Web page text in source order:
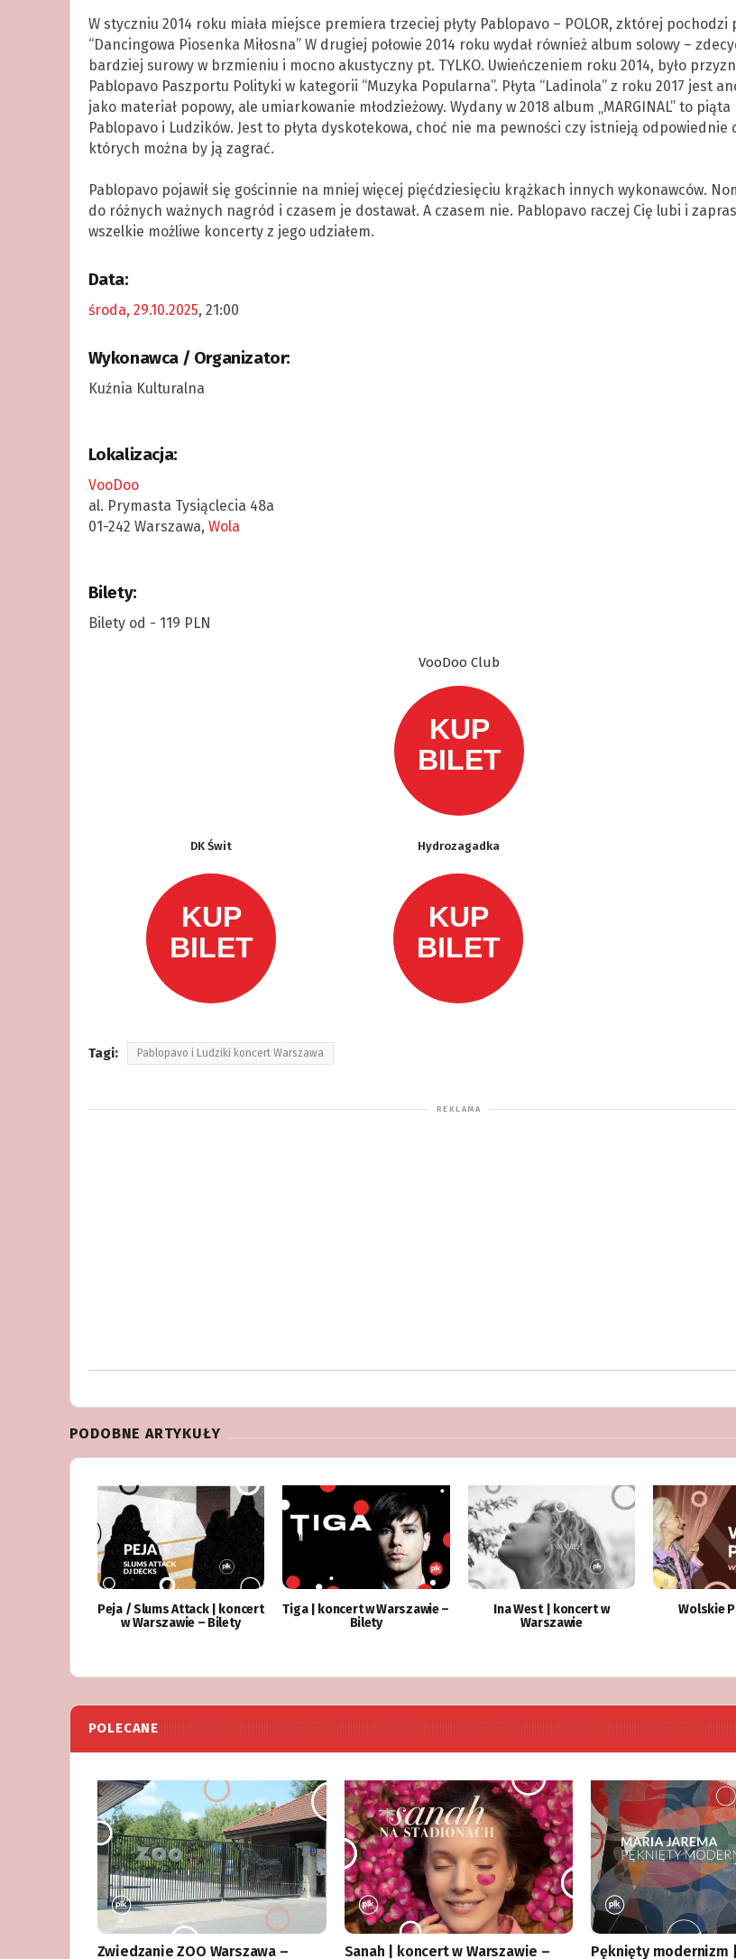
W styczniu 2014 roku miała miejsce premiera trzeciej płyty Pablopavo – POLOR, zktórej pochodzi
“Dancingowa Piosenka Miłosna” W drugiej połowie 2014 roku wydał również album solowy –
bardziej surowy w brzmieniu i mocno akustyczny pt. TYLKO. Uwieńczeniem roku 2014, było
Pablopavo Paszportu Polityki w kategorii “Muzyka Popularna”. Płyta “Ladinola” z roku 2017 jest
jako materiał popowy, ale umiarkowanie młodzieżowy. Wydany w 2018 album „MARGINAL” to piąta
Pablopavo i Ludzików. Jest to płyta dyskotekowa, choć nie ma pewności czy istnieją odpowiednie
których można by ją zagrać.
Pablopavo pojawił się gościnnie na mniej więcej pięćdziesięciu krążkach innych wykonawców.
do różnych ważnych nagród i czasem je dostawał. A czasem nie. Pablopavo raczej Cię lubi i
wszelkie możliwe koncerty z jego udziałem.
Data:
środa, 29.10.2025, 21:00
Wykonawca / Organizator:
Kuźnia Kulturalna
Lokalizacja:
VooDoo
al. Prymasta Tysiąclecia 48a
01-242 Warszawa, Wola
Bilety:
Bilety od - 119 PLN
VooDoo Club
DK Świt Hydrozagadka
Tagi: Pablopavo i Ludziki koncert Warszawa
PODOBNE ARTYKUŁY
Peja / Slums Attack | koncert
w Warszawie – Bilety
Tiga | koncert w Warszawie –
Bilety
Ina West | koncert w
Warszawie
Wolskie
POLECANE
Zwiedzanie ZOO Warszawa – Sanah | koncert w Warszawie – Pęknięty modernizm